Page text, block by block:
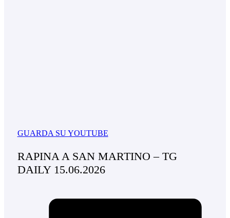
GUARDA SU YOUTUBE
RAPINA A SAN MARTINO – TG
DAILY 15.06.2026